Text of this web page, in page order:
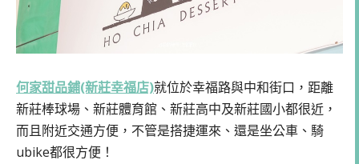
何家甜品鋪(新莊幸福店)就位於幸福路與中和街口，距離
新莊棒球場、新莊體育館、新莊高中及新莊國小都很近，
而且附近交通方便，不管是搭捷運來、還是坐公車、騎
ubike都很方便！